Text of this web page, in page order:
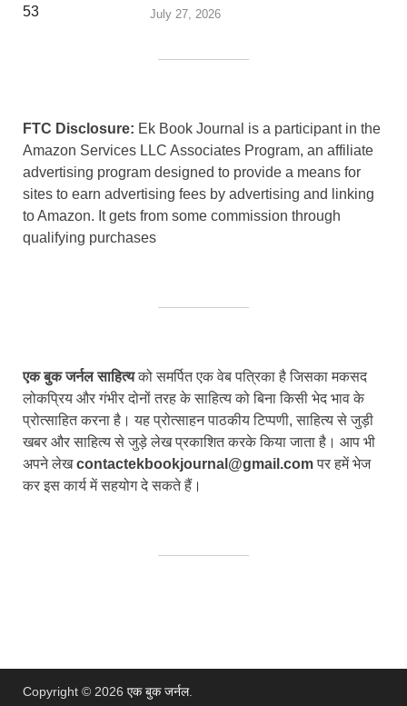
July 27, 2026
FTC Disclosure: Ek Book Journal is a participant in the
Amazon Services LLC Associates Program, an affiliate
advertising program designed to provide a means for
sites to earn advertising fees by advertising and linking
to Amazon. It gets from some commission through
qualifying purchases
एक बुक जर्नल साहित्यको समर्पित एक वेब पत्रिका है जिसका मकसद
लोकप्रिय और गंभीर दोनों तरह के साहित्य को बिना किसी भेद भाव के
प्रोत्साहित करना है। यह प्रोत्साहन पाठकीय टिप्पणी, साहित्य से जुड़ी
खबर और साहित्य से जुड़े लेख प्रकाशित करके किया जाता है। आप भी
अपने लेखcontactekbookjournal@gmail.comपर हमें भेज
कर इस कार्य में सहयोग दे सकते हैं।
Copyright © 2026 एक बुक जर्नल.